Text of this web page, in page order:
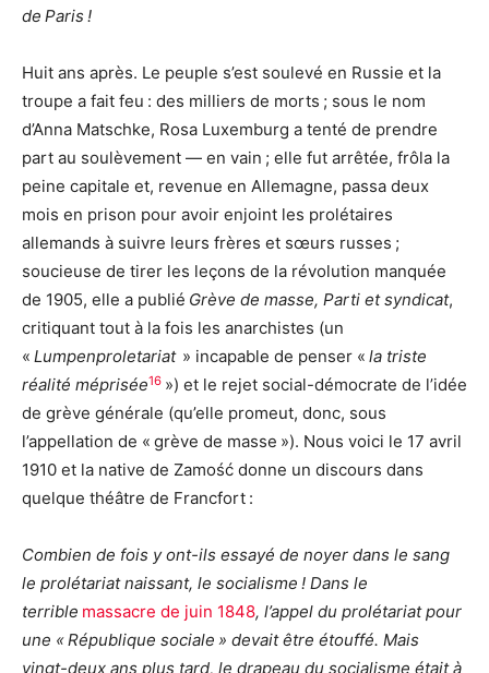
de Paris !
Huit ans après. Le peuple s’est soulevé en Russie et la
troupe a fait feu : des milliers de morts ; sous le nom
d’Anna Matschke, Rosa Luxemburg a tenté de prendre
part au soulèvement — en vain ; elle fut arrêtée, frôla la
peine capitale et, revenue en Allemagne, passa deux
mois en prison pour avoir enjoint les prolétaires
allemands à suivre leurs frères et sœurs russes ;
soucieuse de tirer les leçons de la révolution manquée
de 1905, elle a publié Grève de masse, Parti et syndicat,
critiquant tout à la fois les anarchistes (un
« Lumpenproletariat » incapable de penser « la triste
réalité méprisée16 ») et le rejet social-démocrate de l’idée
de grève générale (qu’elle promeut, donc, sous
l’appellation de « grève de masse »). Nous voici le 17 avril
1910 et la native de Zamość donne un discours dans
quelque théâtre de Francfort :
Combien de fois y ont-ils essayé de noyer dans le sang
le prolétariat naissant, le socialisme ! Dans le
terrible massacre de juin 1848, l’appel du prolétariat pour
une « République sociale » devait être étouffé. Mais
vingt-deux ans plus tard, le drapeau du socialisme était à